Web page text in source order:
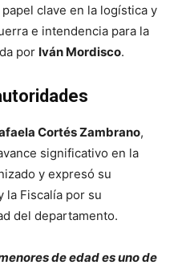
clave en la logística y
e intendencia para la
por Iván Mordisco.
Cortés Zambrano,
significativo en la
y expresó su
la Fiscalía por su
del departamento.
de edad es uno de